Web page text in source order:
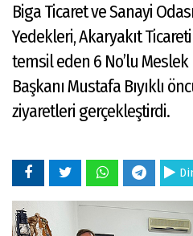
Arşivi
Günün
Haberleri
Anketler
Biyografiler
Biga Ticaret ve Sanayi
Yedekleri, Akaryakıt
temsil eden 6 No’lu
Başkanı Mustafa Bıyıklı
ziyaretleri gerçekleştirdi.